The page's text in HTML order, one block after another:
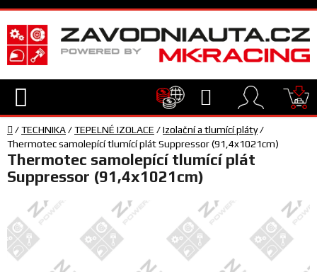
Přejít
na
obsah
Hledat
TECHNIKA
VYBAVENÍ
JEZDEC
TÝM
Domů
/TECHNIKA/TEPELNÉ IZOLACE /Izolační a tlumící pláty/
Thermotec samolepící tlumící plát Suppressor (91,4x1021cm)
Thermotec samolepící tlumící plát
Suppressor (91,4x1021cm)